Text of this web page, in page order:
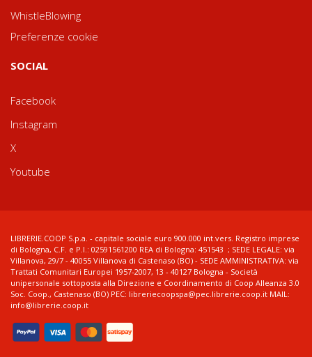
WhistleBlowing
Preferenze cookie
SOCIAL
Facebook
Instagram
X
Youtube
LIBRERIE.COOP S.p.a. - capitale sociale euro 900.000 int.vers. Registro imprese
di Bologna, C.F. e P.I.: 02591561200 REA di Bologna: 451543 ; SEDE LEGALE: via
Villanova, 29/7 - 40055 Villanova di Castenaso (BO) - SEDE AMMINISTRATIVA: via
Trattati Comunitari Europei 1957-2007, 13 - 40127 Bologna - Società
unipersonale sottoposta alla Direzione e Coordinamento di Coop Alleanza 3.0
Soc. Coop., Castenaso (BO) PEC: libreriecoopspa@pec.librerie.coop.it MAIL:
info@librerie.coop.it